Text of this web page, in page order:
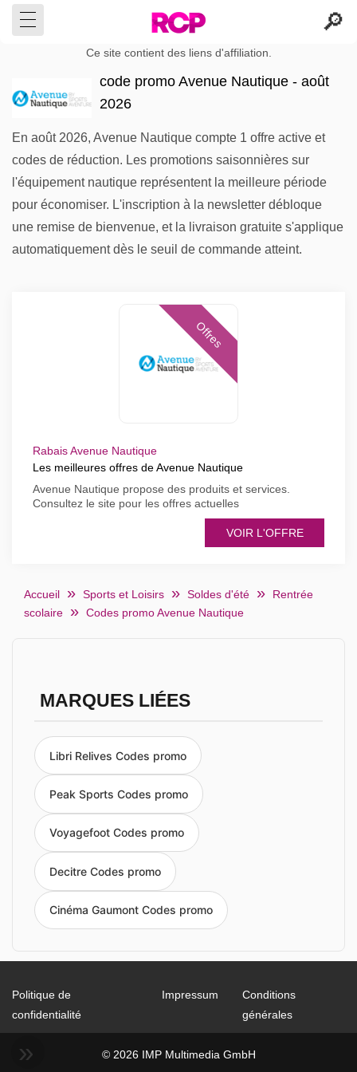
Ce site contient des liens d'affiliation.
code promo Avenue Nautique - août
2026
En août 2026, Avenue Nautique compte 1 offre active et
codes de réduction. Les promotions saisonnières sur
l'équipement nautique représentent la meilleure période
pour économiser. L'inscription à la newsletter débloque
une remise de bienvenue, et la livraison gratuite s'applique
automatiquement dès le seuil de commande atteint.
Offres
Rabais Avenue Nautique
Les meilleures offres de Avenue Nautique
Avenue Nautique propose des produits et services.
Consultez le site pour les offres actuelles
VOIR L'OFFRE
Accueil Sports et Loisirs Soldes d'été
Rentrée
scolaire
Codes promo Avenue Nautique
MARQUES LIÉES
Libri Relives Codes promo
Peak Sports Codes promo
Voyagefoot Codes promo
Decitre Codes promo
Cinéma Gaumont Codes promo
Politique de
confidentialité
Impressum
Conditions
générales
© 2026 IMP Multimedia GmbH